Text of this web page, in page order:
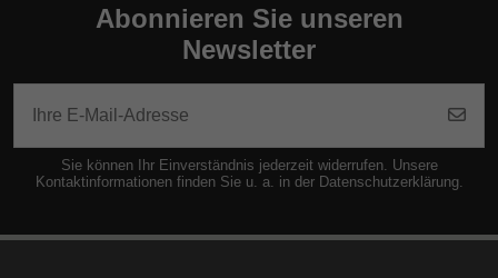
Abonnieren Sie unseren
Newsletter
Sie können Ihr Einverständnis jederzeit widerrufen. Unsere
Kontaktinformationen finden Sie u. a. in der Datenschutzerklärung.